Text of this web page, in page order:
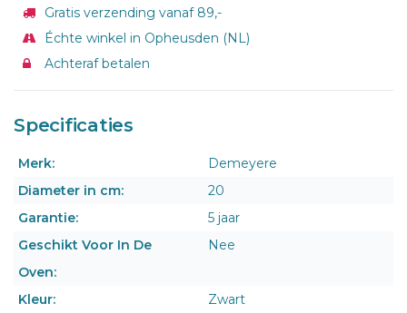
Gratis verzending vanaf 89,-
Échte winkel in Opheusden (NL)
Achteraf betalen
Specificaties
Merk:
Demeyere
Diameter in cm:
20
Garantie:
5 jaar
Geschikt Voor In De
Oven:
Nee
Kleur:
Zwart